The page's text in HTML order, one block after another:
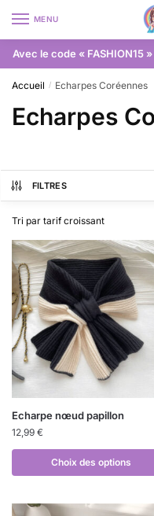
MENU
Avec le code « FASHION15
Accueil / Echarpes Coréennes
Echarpes
FILTRES
Echarpe nœud papillon
12,99 €
Choix des options